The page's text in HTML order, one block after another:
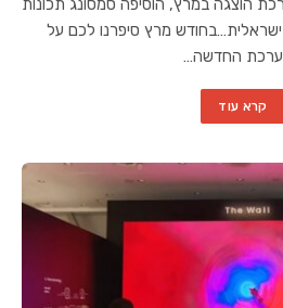
ישראלית…בחודש מרץ סיפרנו לכם על
החדשה…
קרא עוד